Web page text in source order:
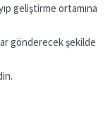
geliştirme ortamına
gönderecek şekilde